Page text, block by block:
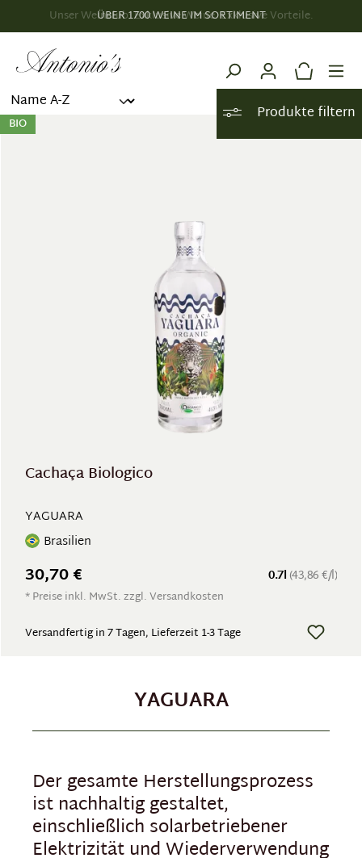
springen ÜBER 1700 WEINE IM SORTIMENT
Unser Weinclub: Exklusive Weine. Exklusive Vorteile.
Produkte filtern
BIO
Cachaça Biologico
YAGUARA
Brasilien
0.7l (43,86 €/l)
30,70 €
* Preise inkl. MwSt. zzgl. Versandkosten
Versandfertig in 7 Tagen, Lieferzeit 1-3 Tage
YAGUARA
Der gesamte Herstellungsprozess
ist nachhaltig gestaltet,
einschließlich solarbetriebener
Elektrizität und Wiederverwendung